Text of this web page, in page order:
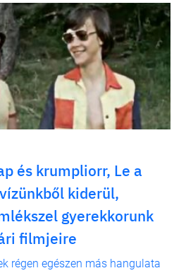
és krumpliorr, Le a
kiderül,
gyerekkorunk
filmjeire
régen egészen más hangulata